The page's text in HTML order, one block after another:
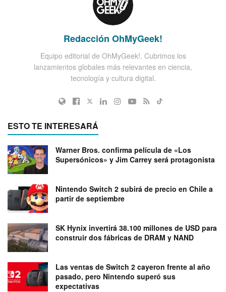
Redacción OhMyGeek!
Equipo editorial de OhMyGeek!. Cubrimos los
lanzamientos globales más relevantes en ciencia,
tecnología y cultura digital.
ESTO TE INTERESARÁ
Warner Bros. confirma película de «Los
Supersónicos» y Jim Carrey será protagonista
Nintendo Switch 2 subirá de precio en Chile a
partir de septiembre
SK Hynix invertirá 38.100 millones de USD para
construir dos fábricas de DRAM y NAND
Las ventas de Switch 2 cayeron frente al año
pasado, pero Nintendo superó sus
expectativas